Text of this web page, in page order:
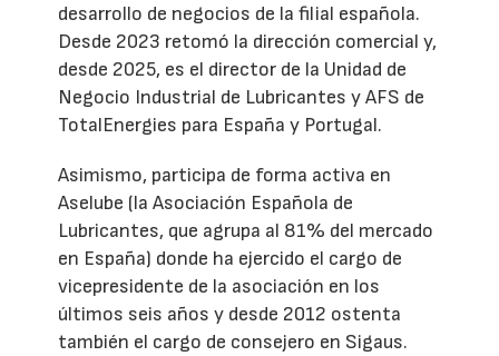
desarrollo de negocios de la filial española.
Desde 2023 retomó la dirección comercial y,
desde 2025, es el director de la Unidad de
Negocio Industrial de Lubricantes y AFS de
TotalEnergies para España y Portugal.
Asimismo, participa de forma activa en
Aselube (la Asociación Española de
Lubricantes, que agrupa al 81% del mercado
en España) donde ha ejercido el cargo de
vicepresidente de la asociación en los
últimos seis años y desde 2012 ostenta
también el cargo de consejero en Sigaus.